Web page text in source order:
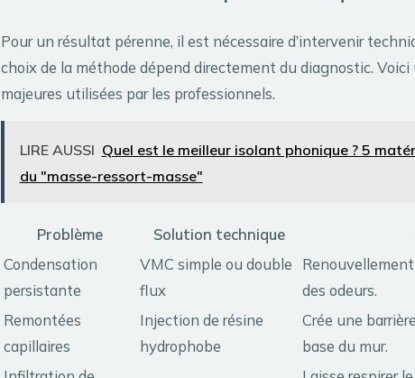
Pour un résultat pérenne, il est nécessaire d’intervenir
choix de la méthode dépend directement du diagnostic.
majeures utilisées par les professionnels.
LIRE AUSSI Quel est le meilleur isolant phonique ? 5
du "masse-ressort-masse"
Problème Solution technique
Condensation
persistante
VMC simple ou double
flux
des odeurs.
Remontées
capillaires
Injection de résine
hydrophobe
Crée une
base du mur.